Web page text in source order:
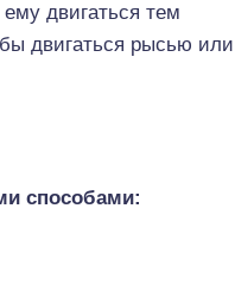
двигаться тем
двигаться рысью или
способами: